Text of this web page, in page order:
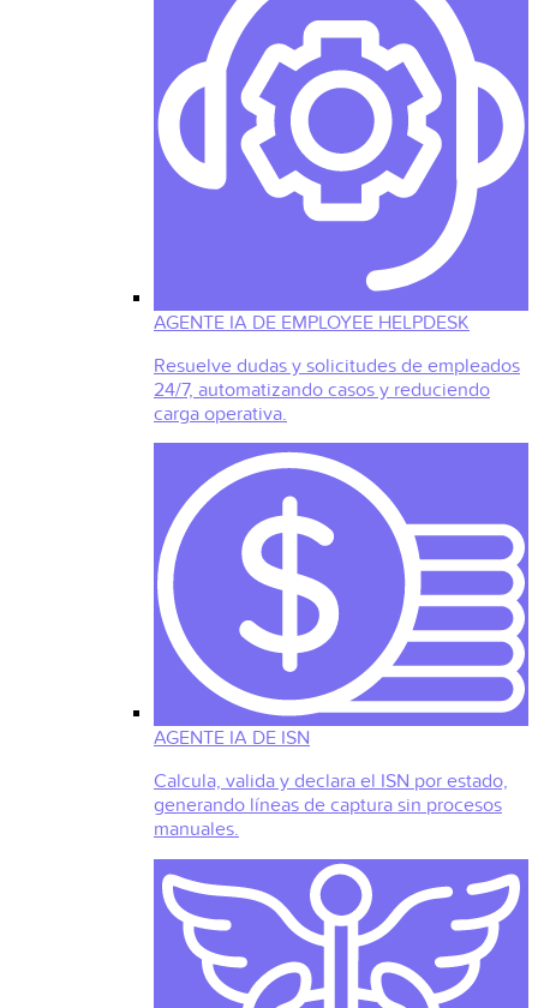
AGENTE IA DE EMPLOYEE HELPDESK
Resuelve dudas y solicitudes de empleados
24/7, automatizando casos y reduciendo
carga operativa.
AGENTE IA DE ISN
Calcula, valida y declara el ISN por estado,
generando líneas de captura sin procesos
manuales.